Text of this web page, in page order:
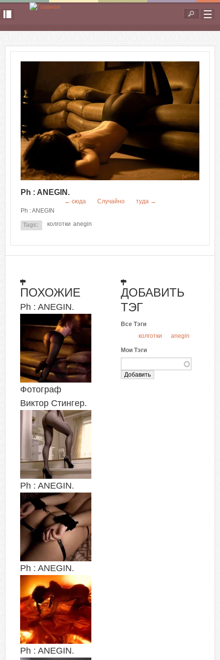
Перейти к основному содержанию
Форма
поиска
Ph : ANEGIN.
← сюда Случайно
туда →
Ph : ANEGIN
Tags: колготки anegin
ПОХОЖИЕ
Ph : ANEGIN.
Фотограф
Виктор Стингер.
Ph : ANEGIN.
Ph : ANEGIN.
Ph : ANEGIN.
ДОБАВИТЬ
ТЭГ
Все Тэги
колготки
anegin
Мои Тэги